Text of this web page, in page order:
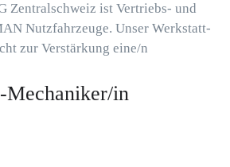
Zentralschweiz ist Vertriebs- und
Nutzfahrzeuge. Unser Werkstatt-
zur Verstärkung eine/n
Mechaniker/in